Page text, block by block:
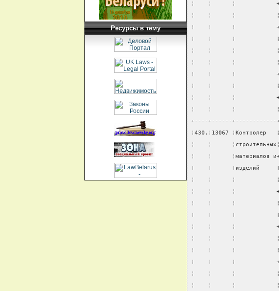
Ресурсы в тему
¦    ¦      ¦
¦    ¦      ¦
¦    ¦      ¦
¦    ¦      ¦
¦    ¦      ¦
¦    ¦      ¦
¦    ¦      ¦
¦    ¦      ¦
¦    ¦      ¦
¦    ¦      ¦
+----+------
¦430.¦13067
¦    ¦
¦    ¦
¦    ¦      ¦изделий
¦    ¦      ¦
¦    ¦      ¦
¦    ¦      ¦
¦    ¦      ¦
¦    ¦      ¦
¦    ¦      ¦
¦    ¦      ¦
¦    ¦      ¦
¦    ¦      ¦
¦    ¦      ¦